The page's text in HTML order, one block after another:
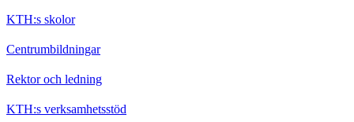
KTH:s skolor
Centrumbildningar
Rektor och ledning
KTH:s verksamhetsstöd